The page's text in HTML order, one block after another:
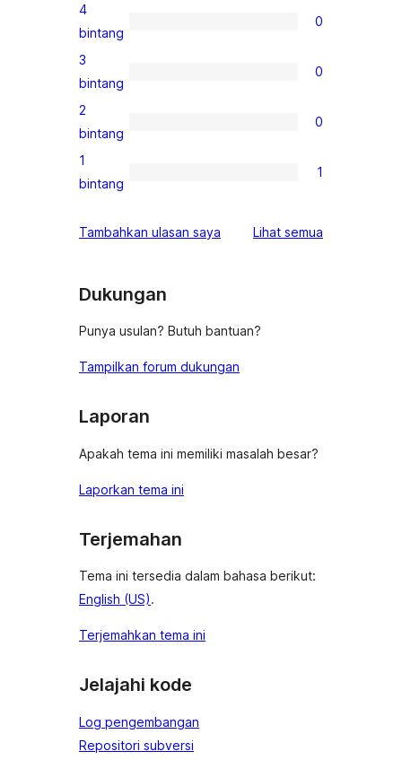
ulasan
5-
0
ulasan
4-
4
bintang
0
0
ulasan
3-
3
bintang
0
0
ulasan
2-
2
bintang
0
1
1-
1
bintang
1
Tambahkan ulasan saya Lihat semua
Dukungan
Punya usulan? Butuh bantuan?
Tampilkan forum dukungan
Laporan
Apakah tema ini memiliki masalah besar?
Laporkan tema ini
Terjemahan
Tema ini tersedia dalam bahasa berikut:
English (US).
Terjemahkan tema ini
Jelajahi kode
Log pengembangan
Repositori subversi